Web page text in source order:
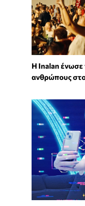
Η Inalan ένωσε
ανθρώπους